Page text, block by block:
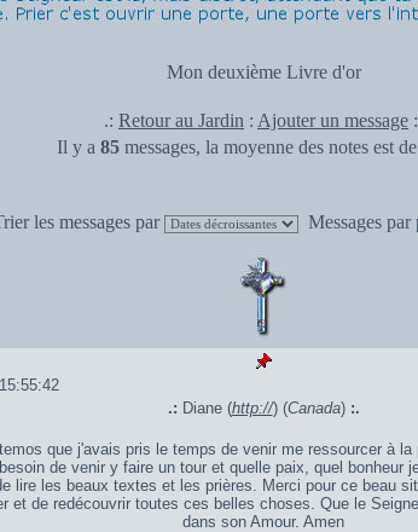
Mon deuxième Livre d'or
.: Retour au Jardin : Ajouter un message
Il y a 85 messages, la moyenne des notes est de
les messages par Messages par
.: Diane (http://) (Canada) :.
que j'avais pris le temps de venir me ressourcer à
de venir y faire un tour et quelle paix, quel bonheur
lire les beaux textes et les prières. Merci pour ce beau
et de redécouvrir toutes ces belles choses. Que le
dans son Amour. Amen